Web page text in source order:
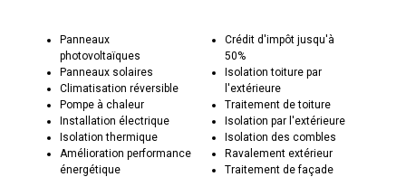
Panneaux
photovoltaïques
Panneaux solaires
Climatisation réversible
Pompe à chaleur
Installation électrique
Isolation thermique
Amélioration performance
énergétique
Crédit d'impôt jusqu'à
50%
Isolation toiture par
l'extérieure
Traitement de toiture
Isolation par l'extérieure
Isolation des combles
Ravalement extérieur
Traitement de façade